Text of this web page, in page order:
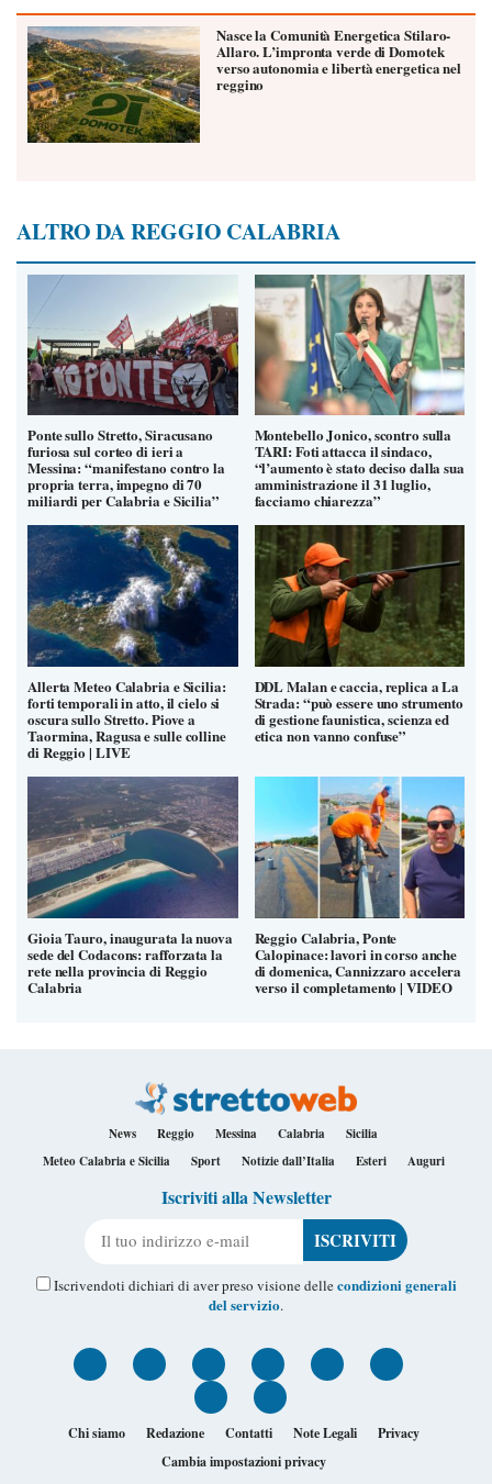
Nasce la Comunità Energetica Stilaro-
Allaro. L’impronta verde di Domotek
verso autonomia e libertà energetica nel
reggino
ALTRO DA REGGIO CALABRIA
Ponte sullo Stretto, Siracusano
furiosa sul corteo di ieri a
Messina: “manifestano contro la
propria terra, impegno di 70
miliardi per Calabria e Sicilia”
Montebello Jonico, scontro sulla
TARI: Foti attacca il sindaco,
“l’aumento è stato deciso dalla sua
amministrazione il 31 luglio,
facciamo chiarezza”
Allerta Meteo Calabria e Sicilia:
forti temporali in atto, il cielo si
oscura sullo Stretto. Piove a
Taormina, Ragusa e sulle colline
di Reggio | LIVE
DDL Malan e caccia, replica a La
Strada: “può essere uno strumento
di gestione faunistica, scienza ed
etica non vanno confuse”
Gioia Tauro, inaugurata la nuova
sede del Codacons: rafforzata la
rete nella provincia di Reggio
Calabria
Reggio Calabria, Ponte
Calopinace: lavori in corso anche
di domenica, Cannizzaro accelera
verso il completamento | VIDEO
News Reggio Messina Calabria
Sicilia
Meteo Calabria e Sicilia
Sport Notizie dall’Italia Esteri Auguri
Iscriviti alla Newsletter
Iscrivendoti dichiari di aver preso visione dellecondizioni generali
del servizio.
Chi siamo Redazione Contatti Note Legali
Privacy
Cambia impostazioni privacy